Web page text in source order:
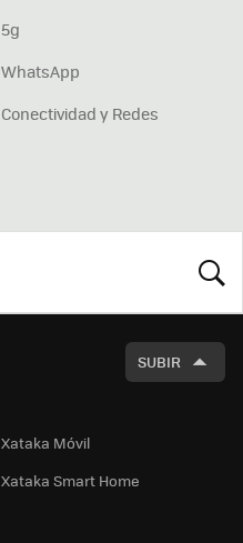
5g
WhatsApp
Conectividad y Redes
SUBIR
Xataka Móvil
Xataka Smart Home